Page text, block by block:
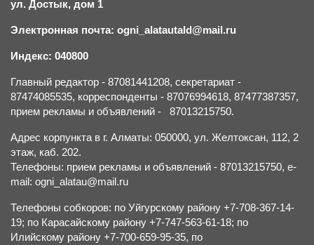
ул. Достык, дом 1
Электронная почта: ogni_alatautald@mail.ru
Индекс: 040800
Главный редактор - 87081441208, секретариат -
87474085535, корреспонденты - 87076994618, 87477387357,
прием рекламы и объявлений - 87013215750.
Адрес корпункта в г. Алматы: 050000, ул. Желтоксан, 112, 2
этаж, каб. 202.
Телефоны: прием рекламы и объявлений - 87013215750, e-
mail: ogni_alatau@mail.ru
Телефоны собкоров: по Уйгурскому району +7-708-367-14-
19; по Карасайскому району +7-747-563-61-18; по
Илийскому району +7-700-659-95-35, по